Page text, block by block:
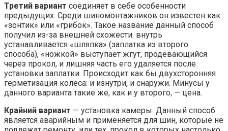
Третий вариант соединяет в себе особенности
предыдущих. Среди шиномонтажников он известен как
«зонтик» или «грибок». Такое название данный способ
получил из-за внешней схожести: внутрь
устанавливается «шляпка» (заплатка из второго
способа), «ножкой» выступает жгут, продевающийся
через прокол, и лишняя часть его удаляется после
установки заплатки. Происходит как бы двухсторонняя
герметизация колеса: и изнутри, и снаружи. Минусы у
данного варианта такие же, как и у второго, — цена.
Крайний вариант — установка камеры. Данный способ
является аварийным и применяется для шин, которые не